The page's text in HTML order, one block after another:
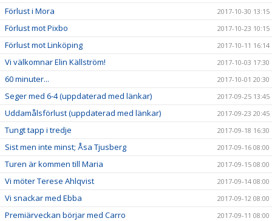
Förlust i Mora 2017-10-30 13:15
Förlust mot Pixbo 2017-10-23 10:15
Förlust mot Linköping 2017-10-11 16:14
Vi välkomnar Elin Källström! 2017-10-03 17:30
60 minuter... 2017-10-01 20:30
Seger med 6-4 (uppdaterad med länkar) 2017-09-25 13:45
Uddamålsförlust (uppdaterad med länkar) 2017-09-23 20:45
Tungt tapp i tredje 2017-09-18 16:30
Sist men inte minst; Åsa Tjusberg 2017-09-16 08:00
Turen är kommen till Maria 2017-09-15 08:00
Vi möter Terese Ahlqvist 2017-09-14 08:00
Vi snackar med Ebba 2017-09-12 08:00
Premiärveckan börjar med Carro 2017-09-11 08:00